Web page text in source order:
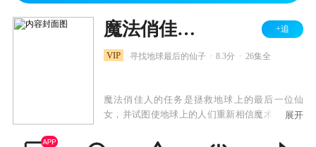
魔法俏佳人 第四季 +追
VIP 寻找地球最后的仙子 8.3分 26集全
魔法俏佳人的任务是拯救地球上的最后一位仙
女，并试图使地球上的人们重新相信魔术。 对于
先，他们将不得不像人类一样生活（不使用她的
展开